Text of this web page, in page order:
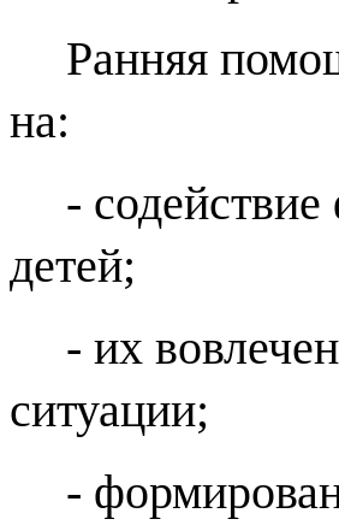
Ранняя
на:
-
детей;
- их
ситуации;
-